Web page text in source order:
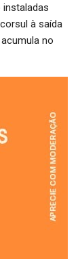
instaladas
à saída
no